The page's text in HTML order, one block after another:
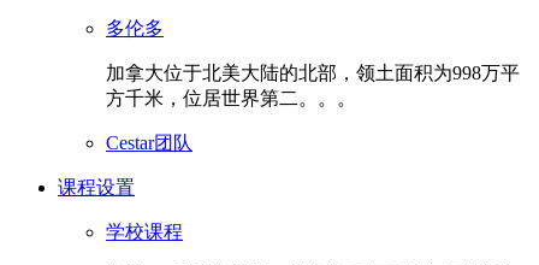
多伦多
加拿大位于北美大陆的北部，领土面积为998万平
方千米，位居世界第二。。。
Cestar团队
课程设置
学校课程